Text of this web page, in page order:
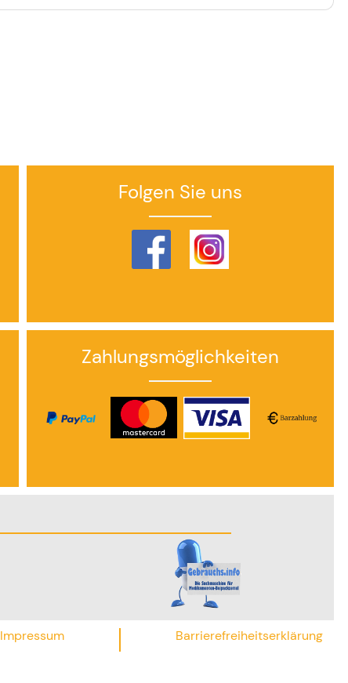
Folgen Sie uns
Zahlungsmöglichkeiten
Impressum Barrierefreiheitserklärung